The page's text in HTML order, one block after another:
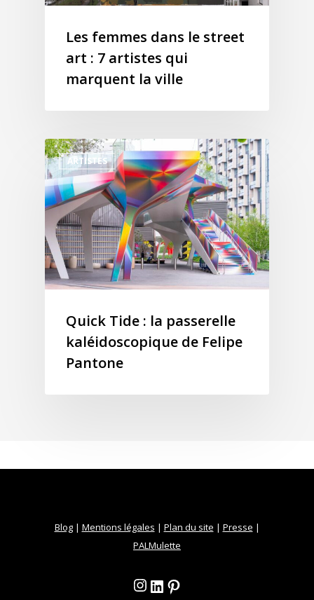
Les femmes dans le street
art : 7 artistes qui
marquent la ville
ARTISTES
Quick Tide : la passerelle
kaléidoscopique de Felipe
Pantone
Blog| Mentions légales | Plan du site | Presse |
PALMulette
Instagram
LinkedIn